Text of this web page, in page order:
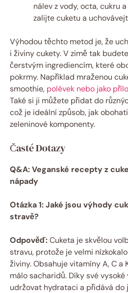
nálev z vody, octa, cukru
zalijte cuketu a
Výhodou těchto metod je, že
i živiny cukety. V zimě tak
čerstvým ingrediencím, které
pokrmy. Například mraženou
smoothie, polévek nebo jako
Také si ji můžete přidat do
což je ideální způsob, jak
zeleninové komponenty.
Časté Dotazy
Q&A: Veganské recepty z
nápady
Otázka 1: Jaké jsou výhody
stravě?
Odpověď:Cuketa je skvělou
stravu, protože je velmi
živiny. Obsahuje vitamíny A, C a
málo sacharidů. Díky své
udržovat hydrataci a přidává do